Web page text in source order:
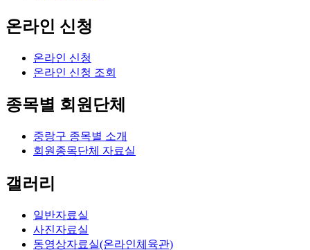
온라인 신청
온라인 신청
온라인 신청 조회
종목별 회원단체
중랑구 종목별 소개
회원종목단체 자료실
갤러리
일반자료실
사진자료실
동영상자료실(온라인체육관)